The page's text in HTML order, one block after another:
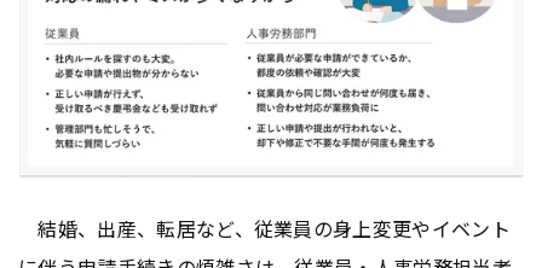
結婚、出産、転居など、従業員の身上変更やイベント